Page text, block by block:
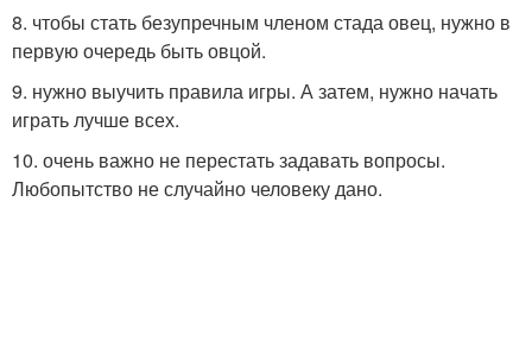
8. чтобы стать безупречным членом стада овец, нужно в
первую очередь быть овцой.
9. нужно выучить правила игры. А затем, нужно начать
играть лучше всех.
10. очень важно не перестать задавать вопросы.
Любопытство не случайно человеку дано.